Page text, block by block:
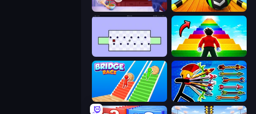
Cooking Live Sky Balls 3D
Obby Highest Jump Ever
Bridge Race Archer Ragdoll Masters